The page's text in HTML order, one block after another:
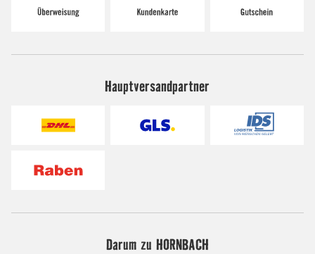
Hauptversandpartner
Darum zu HORNBACH